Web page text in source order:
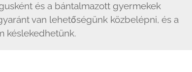
és a bántalmazott gyermekek
van lehetőségünk közbelépni, és a
késlekedhetünk.